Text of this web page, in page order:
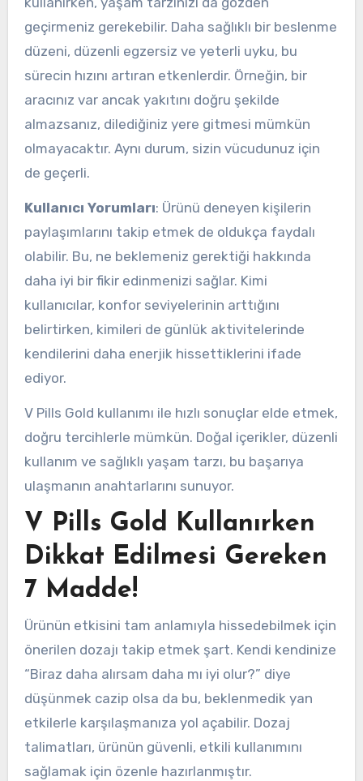
geçirmeniz gerekebilir. Daha sağlıklı bir beslenme
düzeni, düzenli egzersiz ve yeterli uyku, bu
sürecin hızını artıran etkenlerdir. Örneğin, bir
aracınız var ancak yakıtını doğru şekilde
almazsanız, dilediğiniz yere gitmesi mümkün
olmayacaktır. Aynı durum, sizin vücudunuz için
de geçerli.
Kullanıcı Yorumları: Ürünü deneyen kişilerin
paylaşımlarını takip etmek de oldukça faydalı
olabilir. Bu, ne beklemeniz gerektiği hakkında
daha iyi bir fikir edinmenizi sağlar. Kimi
kullanıcılar, konfor seviyelerinin arttığını
belirtirken, kimileri de günlük aktivitelerinde
kendilerini daha enerjik hissettiklerini ifade
ediyor.
V Pills Gold kullanımı ile hızlı sonuçlar elde etmek,
doğru tercihlerle mümkün. Doğal içerikler, düzenli
kullanım ve sağlıklı yaşam tarzı, bu başarıya
ulaşmanın anahtarlarını sunuyor.
V Pills Gold Kullanırken
Dikkat Edilmesi Gereken
7 Madde!
Ürünün etkisini tam anlamıyla hissedebilmek için
önerilen dozajı takip etmek şart. Kendi kendinize
“Biraz daha alırsam daha mı iyi olur?” diye
düşünmek cazip olsa da bu, beklenmedik yan
etkilerle karşılaşmanıza yol açabilir. Dozaj
talimatları, ürünün güvenli, etkili kullanımını
sağlamak için özenle hazırlanmıştır.